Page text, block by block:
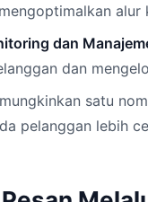
alur
dan
dan
satu
pelanggan lebih